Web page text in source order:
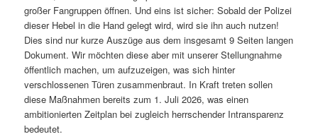
großer Fangruppen öffnen. Und eins ist sicher: Sobald der Polizei
dieser Hebel in die Hand gelegt wird, wird sie ihn auch nutzen!
Dies sind nur kurze Auszüge aus dem insgesamt 9 Seiten langen
Dokument. Wir möchten diese aber mit unserer Stellungnahme
öffentlich machen, um aufzuzeigen, was sich hinter
verschlossenen Türen zusammenbraut. In Kraft treten sollen
diese Maßnahmen bereits zum 1. Juli 2026, was einen
ambitionierten Zeitplan bei zugleich herrschender Intransparenz
bedeutet.